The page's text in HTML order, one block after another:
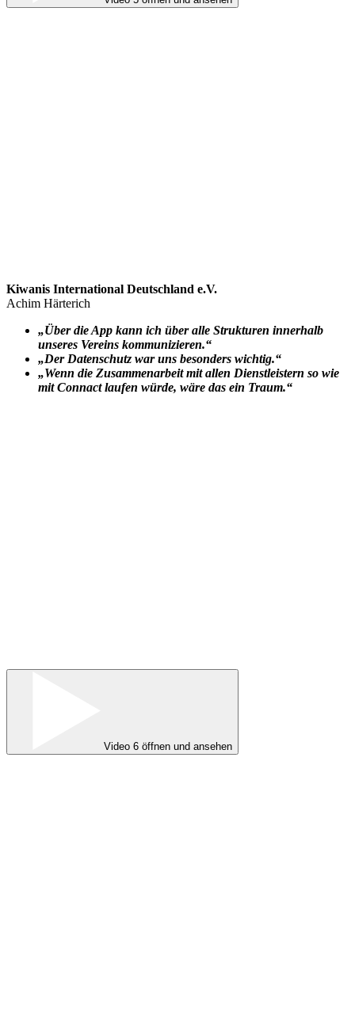
Kiwanis International Deutschland e.V.
Achim Härterich
„Über die App kann ich über alle Strukturen innerhalb
unseres Vereins kommunizieren.“
„Der Datenschutz war uns besonders wichtig.“
„Wenn die Zusammenarbeit mit allen Dienstleistern so wie
mit Connact laufen würde, wäre das ein Traum.“
Video 6 öffnen und ansehen